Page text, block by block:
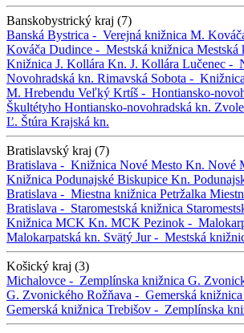
Banskobystrický kraj (7)
Banská Bystrica - Verejná knižnica M.
Kováča Dudince - Mestská knižnica Mestská
Knižnica J. Kollára Kn. J. Kollára Lučenec -
Novohradská kn. Rimavská Sobota -
M. Hrebendu Veľký Krtíš - Hontiansko-
Škultétyho Hontiansko-novohradská kn.
Ľ. Štúra Krajská kn.
Bratislavský kraj (7)
Bratislava - Knižnica Nové Mesto Kn. Nové
Knižnica Podunajské Biskupice Kn.
Bratislava - Miestna knižnica Petržalka
Bratislava - Staromestská knižnica
Knižnica MCK Kn. MCK Pezinok -
Malokarpatská kn. Svätý Jur - Mestská
Košický kraj (3)
Michalovce - Zemplínska knižnica G.
G. Zvonického Rožňava - Gemerská
Gemerská knižnica Trebišov - Zemplínska